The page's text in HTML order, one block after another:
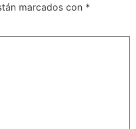
marcados con *